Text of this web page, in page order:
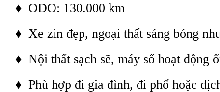
♦ ODO: 130.000 km
♦ Xe zin đẹp, ngoại thất sáng bóng
♦ Nội thất sạch sẽ, máy số hoạt động
♦ Phù hợp đi gia đình, đi phố hoặc